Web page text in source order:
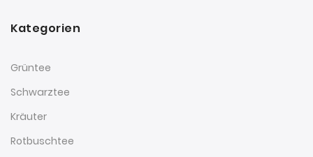
Kategorien
Grüntee
Schwarztee
Kräuter
Rotbuschtee